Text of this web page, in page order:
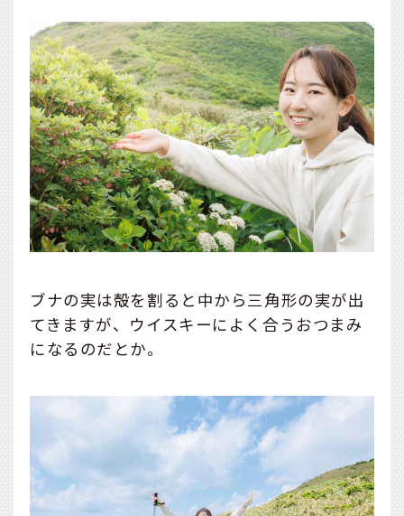
ブナの実は殻を割ると中から三角形の実が出
てきますが、ウイスキーによく合うおつまみ
になるのだとか。